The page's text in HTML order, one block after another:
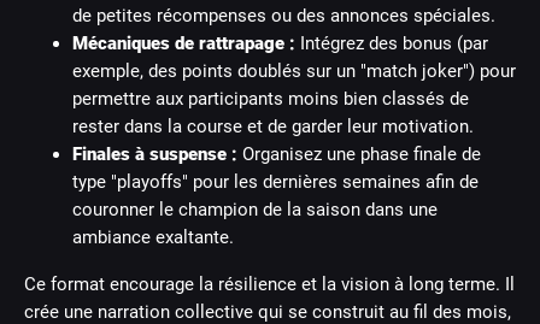
de petites récompenses ou des annonces spéciales.
Mécaniques de rattrapage : Intégrez des bonus (par
exemple, des points doublés sur un "match joker") pour
permettre aux participants moins bien classés de
rester dans la course et de garder leur motivation.
Finales à suspense : Organisez une phase finale de
type "playoffs" pour les dernières semaines afin de
couronner le champion de la saison dans une
ambiance exaltante.
Ce format encourage la résilience et la vision à long terme. Il
crée une narration collective qui se construit au fil des mois,